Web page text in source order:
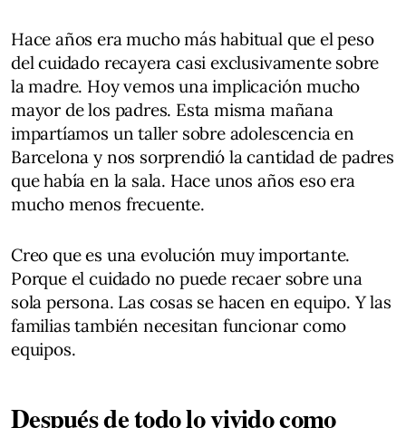
Hace años era mucho más habitual que el peso
del cuidado recayera casi exclusivamente sobre
la madre. Hoy vemos una implicación mucho
mayor de los padres. Esta misma mañana
impartíamos un taller sobre adolescencia en
Barcelona y nos sorprendió la cantidad de padres
que había en la sala. Hace unos años eso era
mucho menos frecuente.
Creo que es una evolución muy importante.
Porque el cuidado no puede recaer sobre una
sola persona. Las cosas se hacen en equipo. Y las
familias también necesitan funcionar como
equipos.
Después de todo lo vivido como